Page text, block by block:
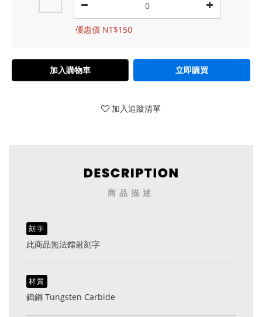
優惠價 NT$150
加入購物車 立即購買
加入追蹤清單
商品描述
刻字
此商品無法鐳射刻字
材質
鎢鋼 Tungsten Carbide